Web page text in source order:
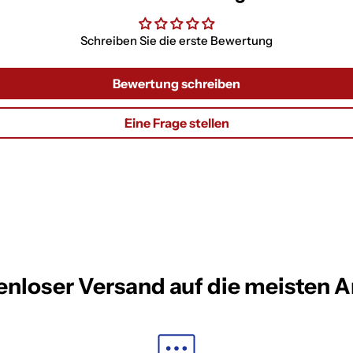
Schreiben Sie die erste Bewertung
Bewertung schreiben
Eine Frage stellen
Versand auf die meisten